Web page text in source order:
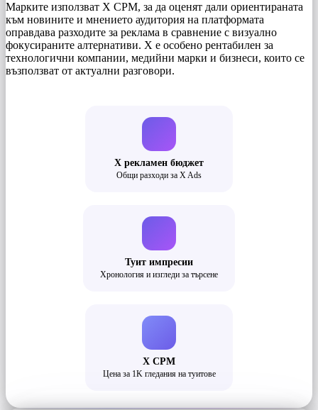
Марките използват X CPM, за да оценят дали ориентираната
към новините и мнението аудитория на платформата
оправдава разходите за реклама в сравнение с визуално
фокусираните алтернативи. X е особено рентабилен за
технологични компании, медийни марки и бизнеси, които се
възползват от актуални разговори.
X рекламен бюджет
Общи разходи за X Ads
Туит импресии
Хронология и изгледи за търсене
X CPM
Цена за 1K гледания на туитове